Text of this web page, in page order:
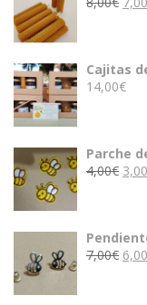
era:
Cajitas
14,00€
Parche
4,00€ El
era:
3,00
7,00€ El
6,00